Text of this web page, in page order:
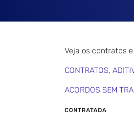
Veja os contratos
CONTRATOS,
ACORDOS SEM
CONTRATADA